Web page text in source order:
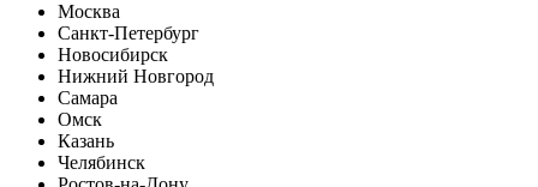
Москва
Санкт-Петербург
Новосибирск
Нижний Новгород
Самара
Омск
Казань
Челябинск